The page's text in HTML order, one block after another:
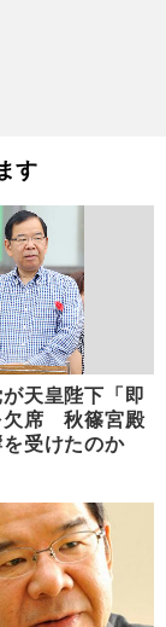
す
が天皇陛下「即
欠席 秋篠宮殿
受けたのか